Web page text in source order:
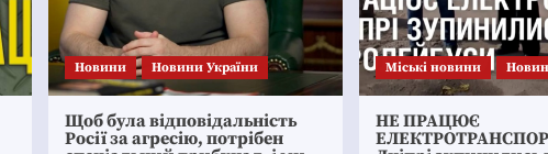
Новини Новини України
Щоб була відповідальність
Росії за агресію, потрібен
Mіські новини
НЕ ПРАЦЮЄ